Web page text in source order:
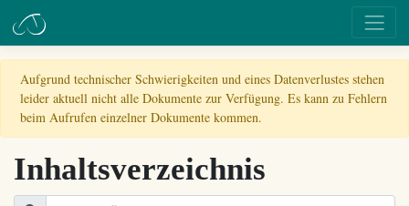
Aufgrund technischer Schwierigkeiten und eines Datenverlustes stehen
leider aktuell nicht alle Dokumente zur Verfügung. Es kann zu Fehlern
beim Aufrufen einzelner Dokumente kommen.
Inhaltsverzeichnis